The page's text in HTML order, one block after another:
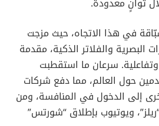
مشاهدة الفيديوهات القصيرة
يوميًا، كما سنسلّط الضوء
في تغيير سلوك الجمهور الرقمي،
التجارية أو المسوّقين الذين
هذا الاتجاه الصاعد.
صعود الفيديو